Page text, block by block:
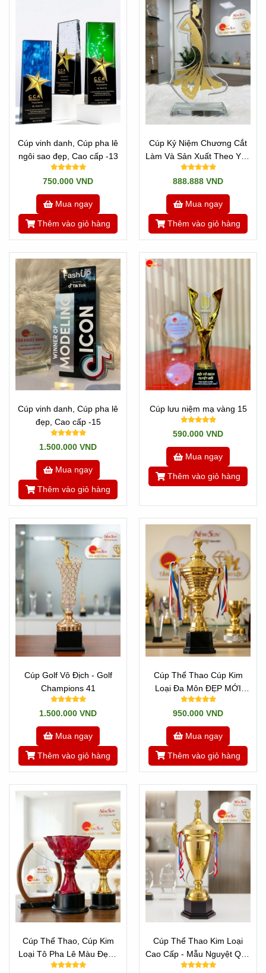
Cúp vinh danh, Cúp pha lê
ngôi sao đẹp, Cao cấp -13
750.000 VND
Mua ngay
Thêm vào giỏ hàng
Cúp Kỷ Niệm Chương Cắt
Làm Và Sản Xuất Theo Yêu
Cầu - CÚP HOA HẬU
888.888 VND
Mua ngay
Thêm vào giỏ hàng
Cúp vinh danh, Cúp pha lê
đẹp, Cao cấp -15
1.500.000 VND
Mua ngay
Thêm vào giỏ hàng
Cúp lưu niệm mạ vàng 15
590.000 VND
Mua ngay
Thêm vào giỏ hàng
Cúp Golf Vô Địch - Golf
Champions 41
1.500.000 VND
Mua ngay
Thêm vào giỏ hàng
Cúp Thể Thao Cúp Kim
Loại Đa Môn ĐẸP MỚI
40cm
950.000 VND
Mua ngay
Thêm vào giỏ hàng
Cúp Thể Thao, Cúp Kim
Loại Tô Pha Lê Màu Đẹp -
ĐA MÀU SẮC ĐỘC ĐÁO
Cúp Thể Thao Kim Loại
Cao Cấp - Mẫu Nguyệt Quế
Vip Đẹp Cao 70 cm